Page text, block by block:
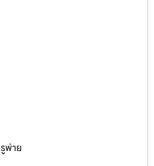
พ่าย